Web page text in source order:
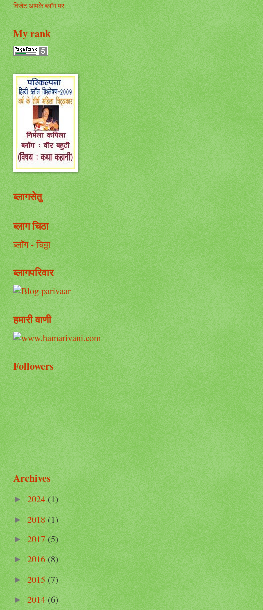
विजेट आपके ब्लॉग पर
My rank
ब्लागसेतु
ब्लाग चिठा
ब्लॉग - चिठ्ठा
ब्लागपरिवार
हमारी वाणी
Followers
Archives
►2024(1)
►2018(1)
►2017(5)
►2016(8)
►2015(7)
►2014(6)